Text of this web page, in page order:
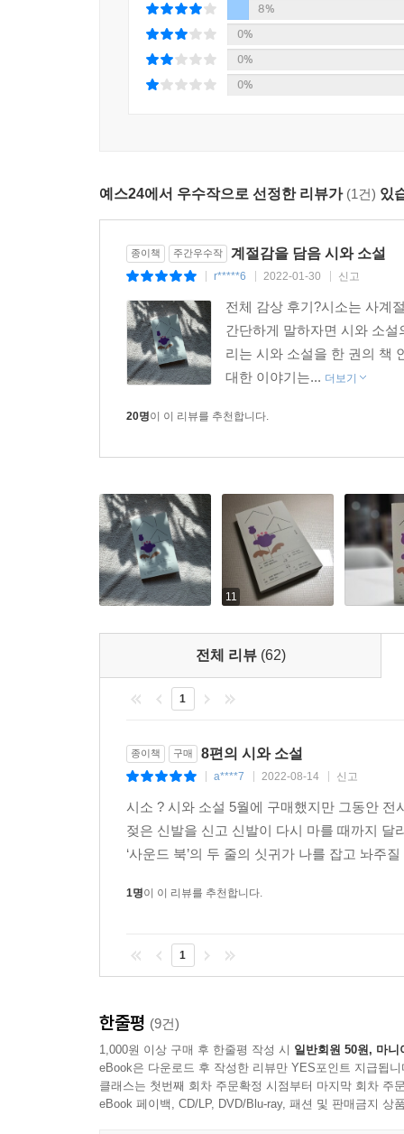
가 뛰어난 작품이다. “세계의 프레임을 영원히 벗
‘가을의 소설’로 선정된 최은영 작가의 「답신」
회, ‘나’에게 발생한 삶의 변화와 무관하게 조금
이였을 때의 ‘나’ 자신에게 보내는, 이해의 대답
말” “모든 관계에서 실패하는 사람의 말” “그럼에
‘겨울의 소설’로 선정된 염승숙 작가의 「프리 더
는 것에 대한 고단함과 복잡한 마음들, 직장인으
실이 육아나 가정에 머물러 있는 것이 아니라 예
**‘시소’는 좋은 작품을 널리 알리고 함께 읽고
가 필요한 곳에 일부 기증됩니다.
8%
0%
0%
0%
예스24에서 우수작으로 선정한 리뷰가 (1건) 있
종이책 주간우수작 계절감을 담음 시와 소설
r*****6 2022-01-30 신고
전체 감상 후기?시소는 사계
간단하게 말하자면 시와 소
리는 시와 소설을 한 권의 책
대한 이야기는... 더보기
20명이 이 리뷰를 추천합니다.
11
전체 리뷰 (62)
1
종이책 구매 8편의 시와 소설
a****7 2022-08-14 신고
시소 ? 시와 소설 5월에 구매했지만 그동안
젖은 신발을 신고 신발이 다시 마를 때까지
‘사운드 북’의 두 줄의 싯귀가 나를 잡고 놔주
1명이 이 리뷰를 추천합니다.
1
한줄평 (9건)
1,000원 이상 구매 후 한줄평 작성 시 일반회원 50원, 마니
eBook은 다운로드 후 작성한 리뷰만 YES포인트 지급됩니
클래스는 첫번째 회차 주문확정 시점부터 마지막 회차 주
eBook 페이백, CD/LP, DVD/Blu-ray, 패션 및 판매금지 상